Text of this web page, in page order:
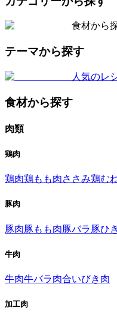
食材から
テーマから探す
人気のレ
食材から探す
肉類
鶏肉
鶏肉鶏もも肉ささみ鶏む
豚肉
豚肉豚もも肉豚バラ豚ひ
牛肉
牛肉牛バラ肉合いびき肉
加工肉